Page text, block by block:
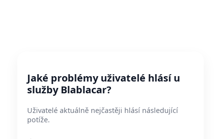
Jaké problémy uživatelé hlásí u
služby Blablacar?
Uživatelé aktuálně nejčastěji hlásí následující
potíže.